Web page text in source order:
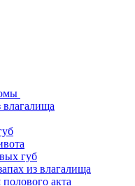
губ
из влагалища
акта